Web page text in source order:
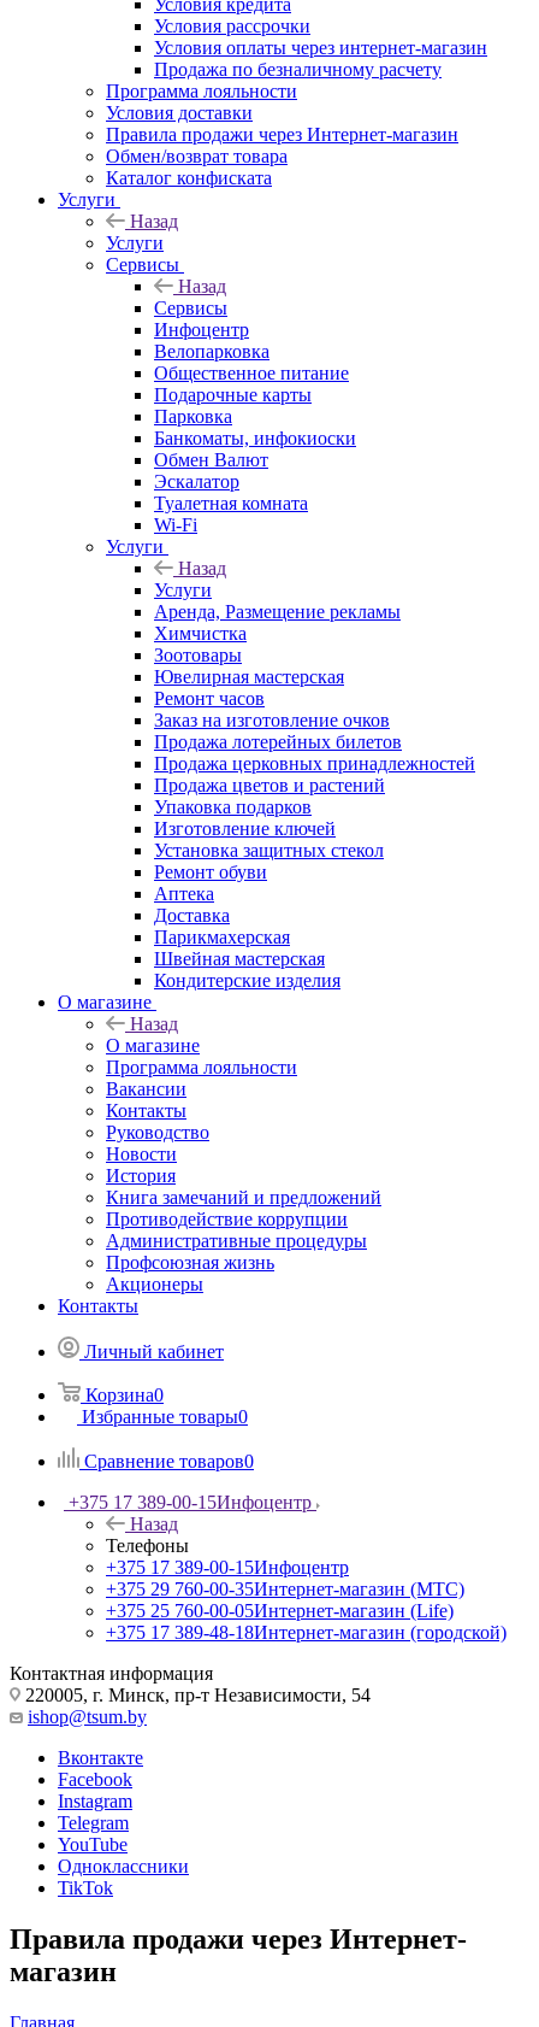
Условия кредита
Условия рассрочки
Условия оплаты через интернет-магазин
Продажа по безналичному расчету
Программа лояльности
Условия доставки
Правила продажи через Интернет-магазин
Обмен/возврат товара
Каталог конфиската
Услуги
Назад
Услуги
Сервисы
Назад
Сервисы
Инфоцентр
Велопарковка
Общественное питание
Подарочные карты
Парковка
Банкоматы, инфокиоски
Обмен Валют
Эскалатор
Туалетная комната
Wi-Fi
Услуги
Назад
Услуги
Аренда, Размещение рекламы
Химчистка
Зоотовары
Ювелирная мастерская
Ремонт часов
Заказ на изготовление очков
Продажа лотерейных билетов
Продажа церковных принадлежностей
Продажа цветов и растений
Упаковка подарков
Изготовление ключей
Установка защитных стекол
Ремонт обуви
Аптека
Доставка
Парикмахерская
Швейная мастерская
Кондитерские изделия
О магазине
Назад
О магазине
Программа лояльности
Вакансии
Контакты
Руководство
Новости
История
Книга замечаний и предложений
Противодействие коррупции
Административные процедуры
Профсоюзная жизнь
Акционеры
Контакты
Личный кабинет
Корзина0
Избранные товары0
Сравнение товаров0
+375 17 389-00-15Инфоцентр
Назад
Телефоны
+375 17 389-00-15Инфоцентр
+375 29 760-00-35Интернет-магазин (МТС)
+375 25 760-00-05Интернет-магазин (Life)
+375 17 389-48-18Интернет-магазин (городской)
Контактная информация
220005, г. Минск, пр-т Независимости, 54
ishop@tsum.by
Вконтакте
Facebook
Instagram
Telegram
YouTube
Одноклассники
TikTok
Правила продажи через Интернет-
магазин
Главная